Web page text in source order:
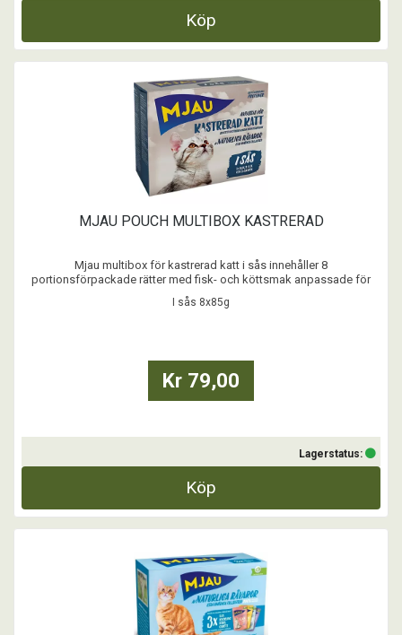
Köp
MJAU POUCH MULTIBOX KASTRERAD
Mjau multibox för kastrerad katt i sås innehåller 8
portionsförpackade rätter med fisk- och köttsmak anpassade för
kastrerad katt. Portionsförpackningarna gör det enkelt att alltid
servera en fräsch måltid, precis som katten vill ha det.
I sås 8x85g
Kr 79,00
Lagerstatus:
Köp